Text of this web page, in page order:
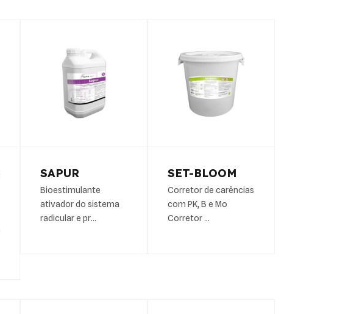
SAPUR
Bioestimulante
ativador do sistema
radicular e pr…
SET-BLOOM
Corretor de carências
com PK, B e Mo
Corretor …